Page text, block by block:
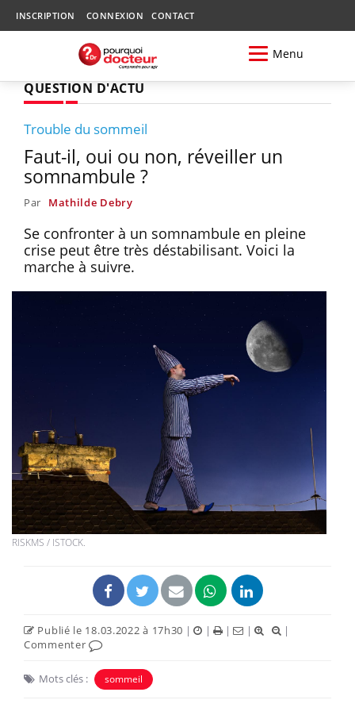
INSCRIPTION CONNEXION CONTACT
Menu
QUESTION D'ACTU
Trouble du sommeil
Faut-il, oui ou non, réveiller un
somnambule ?
Par Mathilde Debry
Se confronter à un somnambule en pleine
crise peut être très déstabilisant. Voici la
marche à suivre.
RISKMS / ISTOCK.
Publié le 18.03.2022 à 17h30 | | | |
|
Commenter
Mots clés : sommeil